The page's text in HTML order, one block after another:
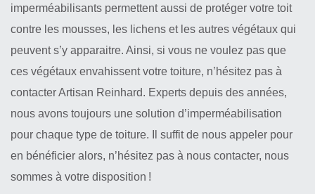
imperméabilisants permettent aussi de protéger votre toit
contre les mousses, les lichens et les autres végétaux qui
peuvent s’y apparaitre. Ainsi, si vous ne voulez pas que
ces végétaux envahissent votre toiture, n’hésitez pas à
contacter Artisan Reinhard. Experts depuis des années,
nous avons toujours une solution d’imperméabilisation
pour chaque type de toiture. Il suffit de nous appeler pour
en bénéficier alors, n’hésitez pas à nous contacter, nous
sommes à votre disposition !